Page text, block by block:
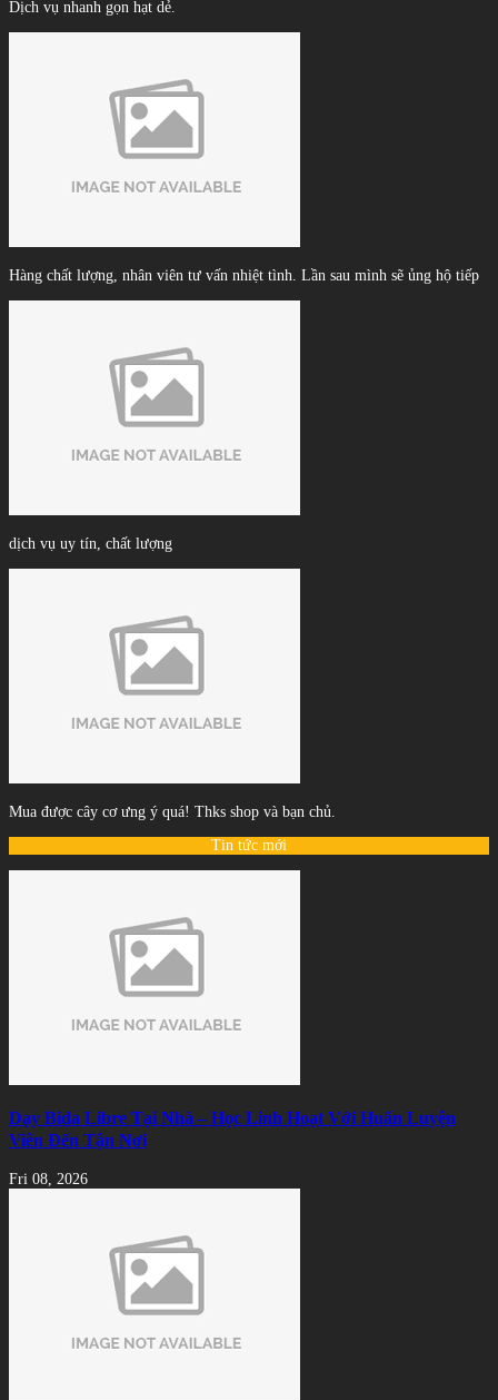
Dịch vụ nhanh gọn hạt dẻ.
Hàng chất lượng, nhân viên tư vấn nhiệt tình. Lần sau mình sẽ ủng hộ tiếp
dịch vụ uy tín, chất lượng
Mua được cây cơ ưng ý quá! Thks shop và bạn chủ.
Tin tức mới
Dạy Bida Libre Tại Nhà – Học Linh Hoạt Với Huấn Luyện
Viên Đến Tận Nơi
Fri 08, 2026